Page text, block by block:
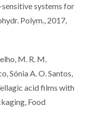
systems for
Polym., 2017,
M. R. M.
Sónia A. O. Santos,
acid films with
Food